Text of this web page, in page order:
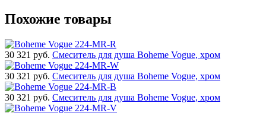
Похожие товары
30 321 руб. Смеситель для душа Boheme Vogue, хром
30 321 руб. Смеситель для душа Boheme Vogue, хром
30 321 руб. Смеситель для душа Boheme Vogue, хром